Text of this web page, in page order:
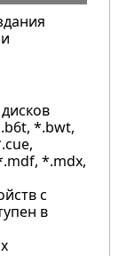
*.bwt,
*.mdx,
с
в